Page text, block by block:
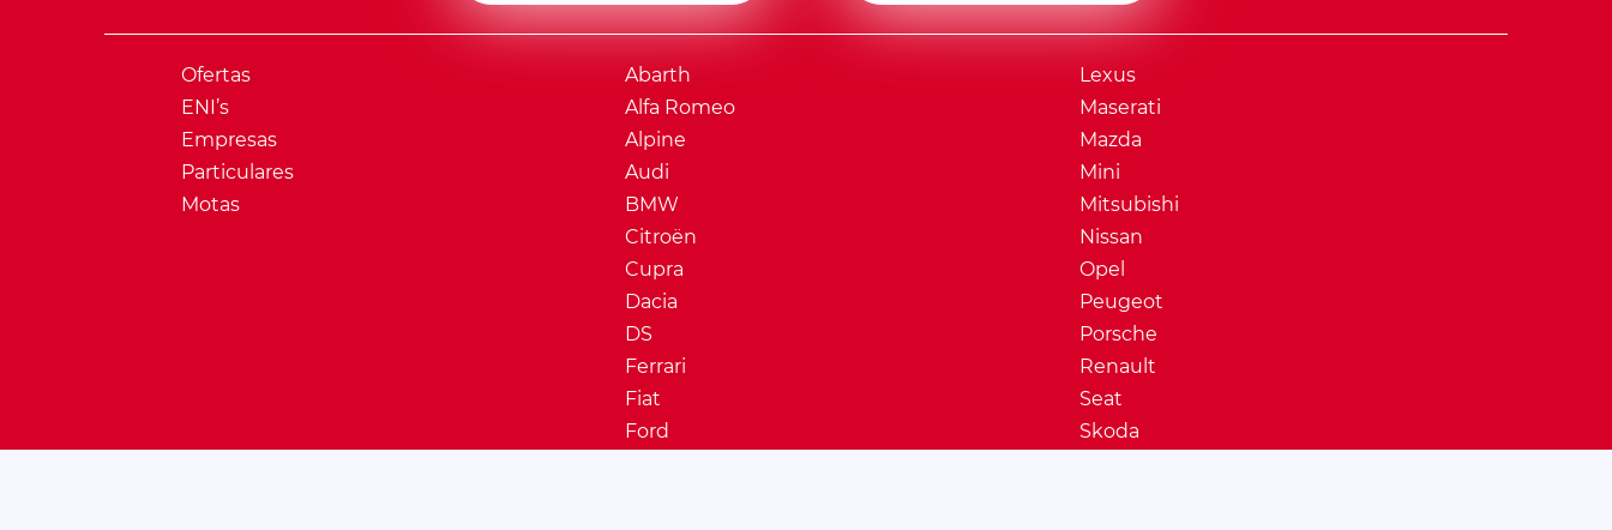
Ofertas
ENI’s
Empresas
Particulares
Motas
Abarth
Alfa Romeo
Alpine
Audi
BMW
Citroën
Cupra
Dacia
DS
Ferrari
Fiat
Ford
Lexus
Maserati
Mazda
Mini
Mitsubishi
Nissan
Opel
Peugeot
Porsche
Renault
Seat
Skoda